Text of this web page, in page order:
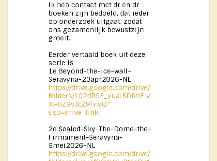
Ik heb contact met dr en dr
boeken zijn bedoeld, dat ieder
op onderzoek uitgaat, zodat
ons gezamenlijk bewustzijn
groeit.
Eerder vertaald boek uit deze
serie is
1e Beyond-the-ice-wall-
Seravyna-23apr2026-NL
https://drive.google.com/drive/
folders/102dR9E_yuai5DRhEiv
XH0Z9vJEZ9TnsQ?
usp=drive_link
2e Sealed-Sky-The-Dome-the-
Firmament-Seravyna-
6mei2026-NL
https://drive.google.com/drive/